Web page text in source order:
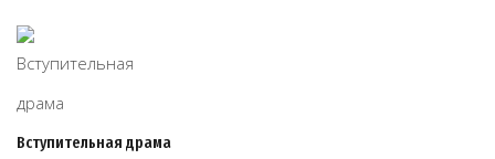
Вступительная драма